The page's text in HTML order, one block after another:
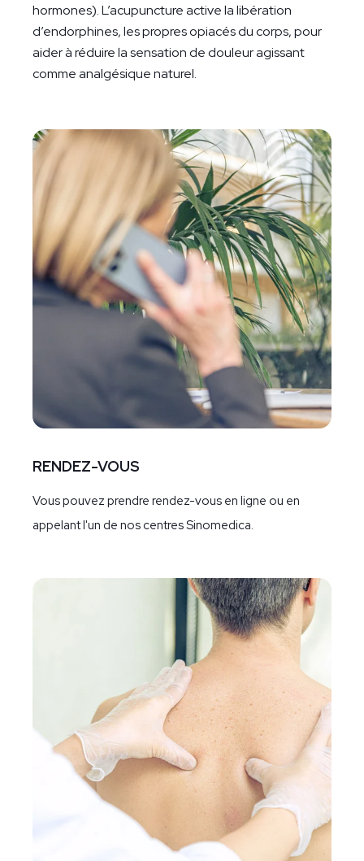
hormones). L’acupuncture active la libération
d’endorphines, les propres opiacés du corps, pour
aider à réduire la sensation de douleur agissant
comme analgésique naturel.
RENDEZ-VOUS
Vous pouvez prendre rendez-vous en ligne ou en
appelant l'un de nos centres Sinomedica.